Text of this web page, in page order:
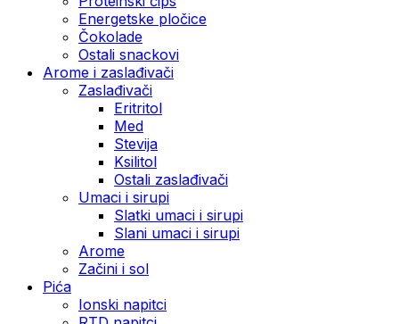
Energetske pločice
Čokolade
Ostali snackovi
Arome i zaslađivači
Zaslađivači
Eritritol
Med
Stevija
Ksilitol
Ostali zaslađivači
Umaci i sirupi
Slatki umaci i sirupi
Slani umaci i sirupi
Arome
Začini i sol
Pića
Ionski napitci